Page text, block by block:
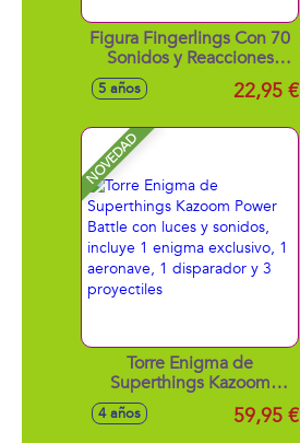
Figura Fingerlings Con 70
Sonidos y Reacciones
Colores Mágicos. Haz
Cualquier Pregunta.
Modelos surtidos
5 años 22,95 €
NOVEDAD
Torre Enigma de
Superthings Kazoom
Power Battle con luces y
sonidos, incluye 1 enigma
4 años 59,95 €